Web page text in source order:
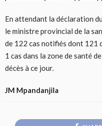
En attendant la déclaration
le ministre provincial de la
de 122 cas notifiés dont 121
1 cas dans la zone de santé
décès à ce jour.
JM Mpandanjila